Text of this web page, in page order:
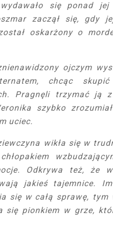
się ponad jej
zaczął się, gdy
oskarżony o
ojczym
chcąc
Pragnęli trzymać ją
szybko
uciec.
wikła się w
Odkrywa też, że
jakieś tajemnice.
się w całą sprawę, tym
się pionkiem w grze,